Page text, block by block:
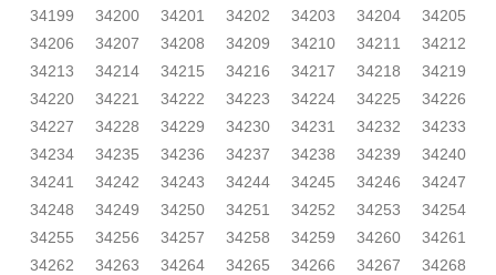
34199
34200 34201 34202 34203 34204
34205
34206
34207 34208 34209 34210 34211
34212
34213
34214 34215 34216 34217 34218
34219
34220
34221 34222 34223 34224 34225
34226
34227
34228 34229 34230 34231 34232
34233
34234
34235 34236 34237 34238 34239
34240
34241
34242 34243 34244 34245 34246
34247
34248
34249 34250 34251 34252 34253
34254
34255
34256 34257 34258 34259 34260
34261
34262
34263 34264 34265 34266 34267
34268